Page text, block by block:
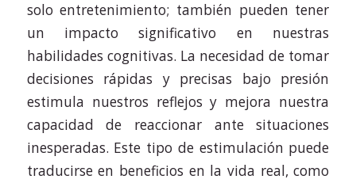
solo entretenimiento; también pueden tener
un impacto significativo en nuestras
habilidades cognitivas. La necesidad de tomar
decisiones rápidas y precisas bajo presión
estimula nuestros reflejos y mejora nuestra
capacidad de reaccionar ante situaciones
inesperadas. Este tipo de estimulación puede
traducirse en beneficios en la vida real, como